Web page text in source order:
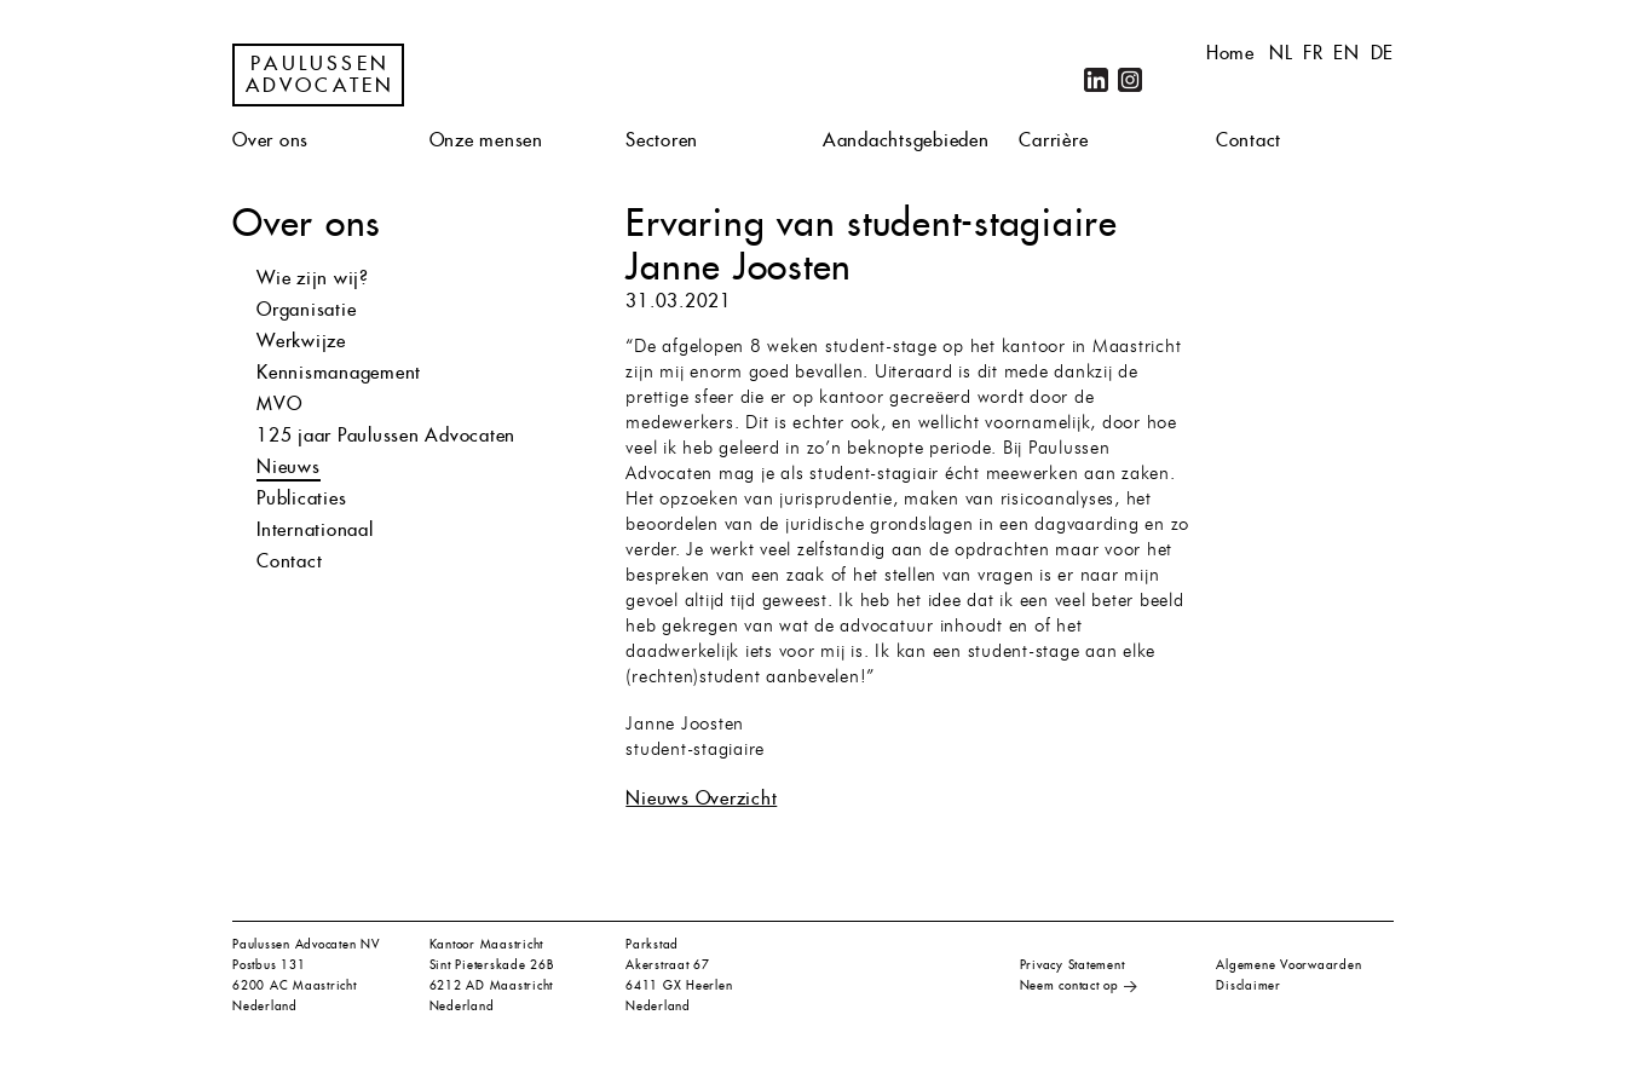
PAULUSSEN
ADVOCATEN
NL FR EN DE
Home
Over ons Onze mensen Sectoren Aandachtsgebieden Carrière Contact
Over ons
Wie zijn wij?
Organisatie
Werkwijze
Kennismanagement
MVO
125 jaar Paulussen Advocaten
Nieuws
Publicaties
Internationaal
Contact
Ervaring van student-stagiaire
Janne Joosten
31.03.2021
“De afgelopen 8 weken student-stage op het kantoor in Maastricht
zijn mij enorm goed bevallen. Uiteraard is dit mede dankzij de
prettige sfeer die er op kantoor gecreëerd wordt door de
medewerkers. Dit is echter ook, en wellicht voornamelijk, door hoe
veel ik heb geleerd in zo’n beknopte periode. Bij Paulussen
Advocaten mag je als student-stagiair écht meewerken aan zaken.
Het opzoeken van jurisprudentie, maken van risicoanalyses, het
beoordelen van de juridische grondslagen in een dagvaarding en zo
verder. Je werkt veel zelfstandig aan de opdrachten maar voor het
bespreken van een zaak of het stellen van vragen is er naar mijn
gevoel altijd tijd geweest. Ik heb het idee dat ik een veel beter beeld
heb gekregen van wat de advocatuur inhoudt en of het
daadwerkelijk iets voor mij is. Ik kan een student-stage aan elke
(rechten)student aanbevelen!”
Janne Joosten
student-stagiaire
Nieuws Overzicht
Paulussen Advocaten NV
Postbus 131
6200 AC Maastricht
Nederland
Kantoor Maastricht
Sint Pieterskade 26B
6212 AD Maastricht
Nederland
Parkstad
Akerstraat 67
6411 GX Heerlen
Nederland
Privacy Statement
Algemene Voorwaarden
Neem contact op
Disclaimer